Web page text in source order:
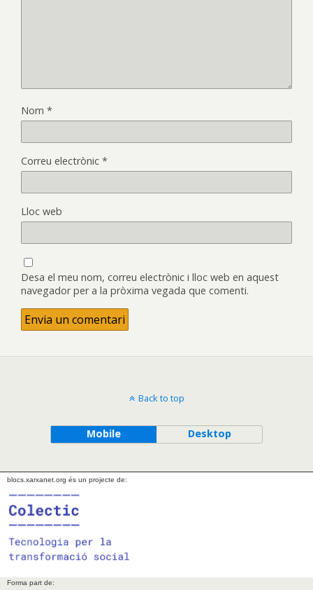
Nom *
Correu electrònic *
Lloc web
Desa el meu nom, correu electrònic i lloc web en aquest
navegador per a la pròxima vegada que comenti.
Back to top
Mobile Desktop
blocs.xarxanet.org és un projecte de:
Forma part de: